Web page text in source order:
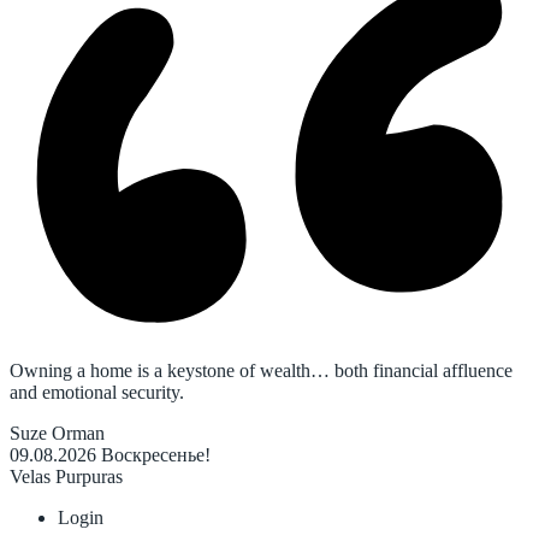
Owning a home is a keystone of wealth… both financial affluence
and emotional security.
Suze Orman
09.08.2026 Воскресенье!
Velas Purpuras
Login